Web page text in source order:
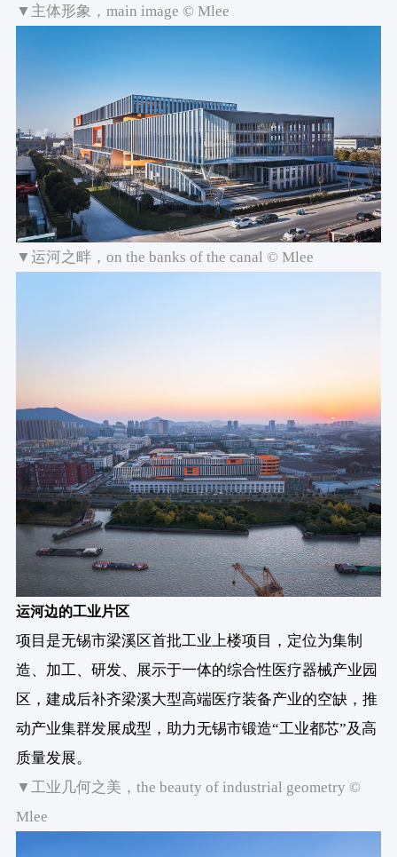
设计咨询：中国建筑上海设计研究院有限公司
建筑摄影：Mlee、UDG 有关工作室
▼主体形象，main image © Mlee
▼运河之畔，on the banks of the canal © Mlee
运河边的工业片区
项目是无锡市梁溪区首批工业上楼项目，定位为集制
造、加工、研发、展示于一体的综合性医疗器械产业园
区，建成后补齐梁溪大型高端医疗装备产业的空缺，推
动产业集群发展成型，助力无锡市锻造“工业都芯”及高
质量发展。
▼工业几何之美，the beauty of industrial geometry ©
Mlee